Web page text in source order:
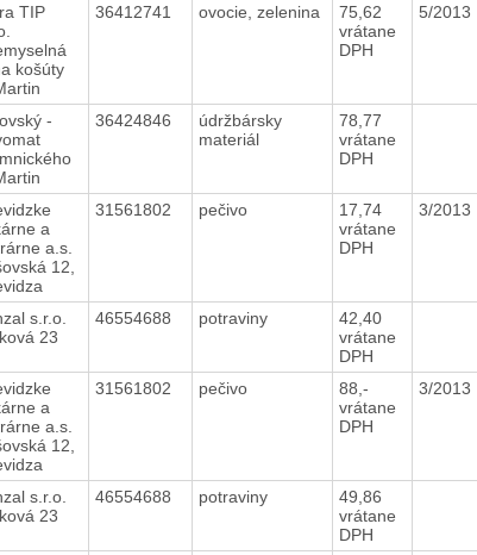
TIP
košúty
36412741 ovocie, zelenina
75,62
vrátane
DPH
5/2013
-
36424846
údržbársky
materiál
78,77
vrátane
DPH
a
a.s.
12,
31561802 pečivo
17,74
vrátane
DPH
3/2013
s.r.o.
23
46554688 potraviny
42,40
vrátane
DPH
a
a.s.
12,
31561802 pečivo
88,-
vrátane
DPH
3/2013
s.r.o.
23
46554688 potraviny
49,86
vrátane
DPH